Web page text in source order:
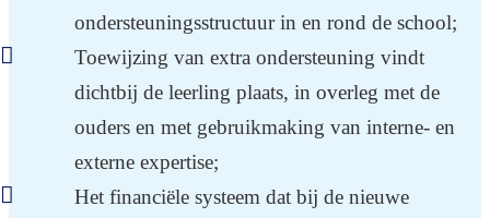
ondersteuningsstructuur in en rond de school;
Toewijzing van extra ondersteuning vindt
dichtbij de leerling plaats, in overleg met de
ouders en met gebruikmaking van interne- en
externe expertise;
Het financiële systeem dat bij de nieuwe